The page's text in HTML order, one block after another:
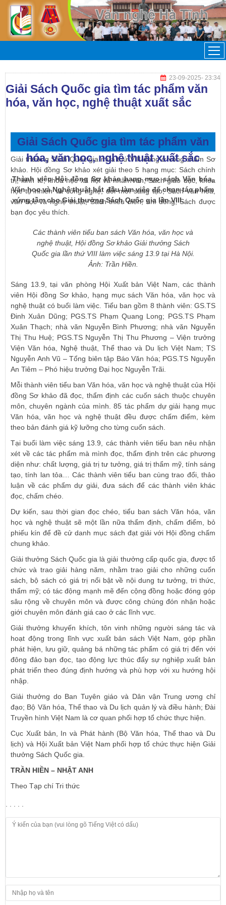
23-09-2025- 23:34
Giải Sách Quốc gia tìm tác phẩm văn
hóa, văn học, nghệ thuật xuất sắc
Giải Sách Quốc gia tìm tác phẩm văn
hóa, văn học, nghệ thuật xuất sắc
Thành viên Hội đồng Sơ khảo hạng mục sách Văn hóa,
Văn học và Nghệ thuật bắt đầu làm việc để chọn tác phẩm
xứng tầm cho Giải thưởng Sách Quốc gia lần VIII.
Giải thưởng Sách Quốc gia mùa thứ VIII đang ở vòng chấm Sơ
khảo. Hội đồng Sơ khảo xét giải theo 5 hạng mục: Sách chính
trị, kinh tế, khoa học xã hội và nhân văn; Sách giáo dục, khoa
học tự nhiên và công nghệ, đổi mới sáng tạo; Sách văn hóa,
văn học và nghệ thuật; Sách thiếu niên, nhi đồng; Sách được
bạn đọc yêu thích.
Các thành viên tiểu ban sách Văn hóa, văn học và
nghệ thuật, Hội đồng Sơ khảo Giải thưởng Sách
Quốc gia lần thứ VIII làm việc sáng 13.9 tại Hà Nội.
Ảnh: Trần Hiền.
Sáng 13.9, tại văn phòng Hội Xuất bản Việt Nam, các thành
viên Hội đồng Sơ khảo, hạng mục sách Văn hóa, văn học và
nghệ thuật có buổi làm việc. Tiểu ban gồm 8 thành viên: GS.TS
Đinh Xuân Dũng; PGS.TS Phạm Quang Long; PGS.TS Phạm
Xuân Thạch; nhà văn Nguyễn Bình Phương; nhà văn Nguyễn
Thị Thu Huệ; PGS.TS Nguyễn Thị Thu Phương – Viện trưởng
Viện Văn hóa, Nghệ thuật, Thể thao và Du lịch Việt Nam; TS
Nguyễn Anh Vũ – Tổng biên tập Báo Văn hóa; PGS.TS Nguyễn
An Tiêm – Phó hiệu trưởng Đại học Nguyễn Trãi.
Mỗi thành viên tiểu ban Văn hóa, văn học và nghệ thuật của Hội
đồng Sơ khảo đã đọc, thẩm định các cuốn sách thuộc chuyên
môn, chuyên ngành của mình. 85 tác phẩm dự giải hạng mục
Văn hóa, văn học và nghệ thuật đều được chấm điểm, kèm
theo bản đánh giá kỹ lưỡng cho từng cuốn sách.
Tại buổi làm việc sáng 13.9, các thành viên tiểu ban nêu nhận
xét về các tác phẩm mà mình đọc, thẩm định trên các phương
diện như: chất lượng, giá trị tư tưởng, giá trị thẩm mỹ, tính sáng
tạo, tính lan tỏa… Các thành viên tiểu ban cùng trao đổi, thảo
luận về các phẩm dự giải, đưa sách để các thành viên khác
đọc, chấm chéo.
Dự kiến, sau thời gian đọc chéo, tiểu ban sách Văn hóa, văn
học và nghệ thuật sẽ một lần nữa thẩm định, chấm điểm, bỏ
phiếu kín để đề cử danh mục sách đạt giải với Hội đồng chấm
chung khảo.
Giải thưởng Sách Quốc gia là giải thưởng cấp quốc gia, được tổ
chức và trao giải hàng năm, nhằm trao giải cho những cuốn
sách, bộ sách có giá trị nổi bật về nội dung tư tưởng, tri thức,
thẩm mỹ; có tác động mạnh mẽ đến cộng đồng hoặc đóng góp
sâu rộng về chuyên môn và được công chúng đón nhận hoặc
giới chuyên môn đánh giá cao ở các lĩnh vực.
Giải thưởng khuyến khích, tôn vinh những người sáng tác và
hoạt động trong lĩnh vực xuất bản sách Việt Nam, góp phần
phát hiện, lưu giữ, quảng bá những tác phẩm có giá trị đến với
đông đảo bạn đọc, tạo động lực thúc đẩy sự nghiệp xuất bản
phát triển theo đúng định hướng và phù hợp với xu hướng hội
nhập.
Giải thưởng do Ban Tuyên giáo và Dân vận Trung ương chỉ
đạo; Bộ Văn hóa, Thể thao và Du lịch quản lý và điều hành; Đài
Truyền hình Việt Nam là cơ quan phối hợp tổ chức thực hiện.
Cục Xuất bản, In và Phát hành (Bộ Văn hóa, Thể thao và Du
lịch) và Hội Xuất bản Việt Nam phối hợp tổ chức thực hiện Giải
thưởng Sách Quốc gia.
TRẦN HIỀN – NHẬT ANH
Theo Tạp chí Tri thức
. . . . .